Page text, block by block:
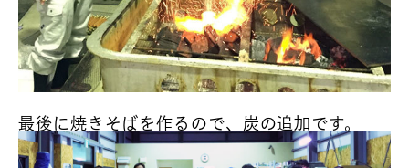
最後に焼きそばを作るので、炭の追加です。